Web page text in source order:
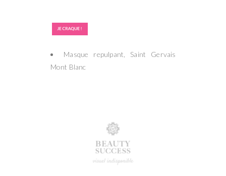
Masque repulpant, Saint Gervais
Mont Blanc